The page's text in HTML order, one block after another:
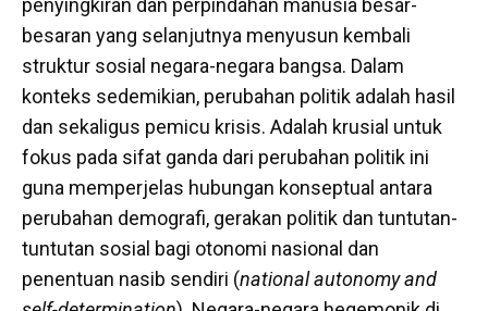
penyingkiran dan perpindahan manusia besar-
besaran yang selanjutnya menyusun kembali
struktur sosial negara-negara bangsa. Dalam
konteks sedemikian, perubahan politik adalah hasil
dan sekaligus pemicu krisis. Adalah krusial untuk
fokus pada sifat ganda dari perubahan politik ini
guna memperjelas hubungan konseptual antara
perubahan demografi, gerakan politik dan tuntutan-
tuntutan sosial bagi otonomi nasional dan
penentuan nasib sendiri (national autonomy and